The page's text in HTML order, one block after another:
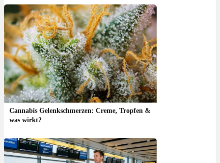
Cannabis Gelenkschmerzen: Creme, Tropfen &
was wirkt?